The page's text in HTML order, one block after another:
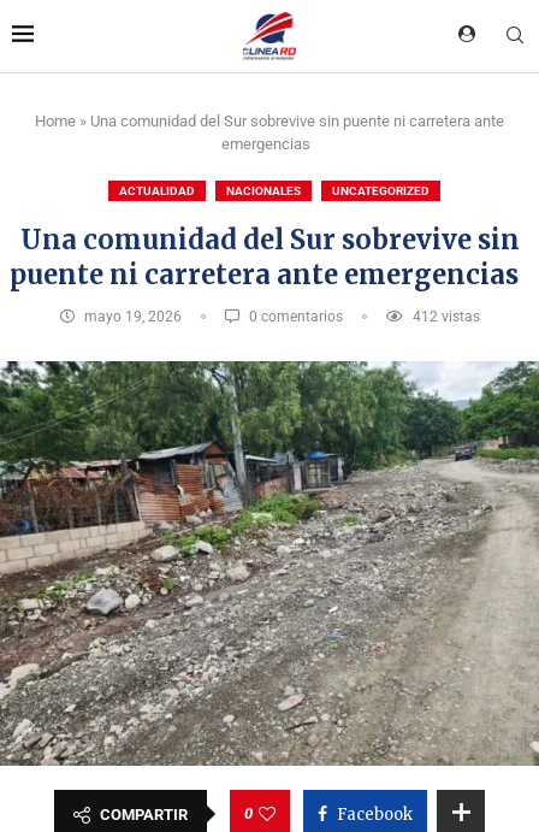
Home » Una comunidad del Sur sobrevive sin puente ni carretera ante
emergencias
ACTUALIDAD NACIONALES UNCATEGORIZED
Una comunidad del Sur sobrevive sin
puente ni carretera ante emergencias
mayo 19, 2026 0 comentarios 412vistas
COMPARTIR 0 Facebook